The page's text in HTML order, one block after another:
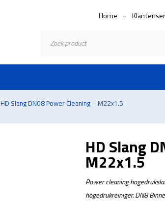
Home
zoeken
HD Slang DN08 Power Cleaning – M22x1.5
HD Slang
M22x1.5
Power cleaning
hogedrukreiniger. DN8